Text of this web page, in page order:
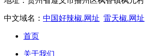
中文域名： 中国好辣椒.网址 雷天椒.网址
首页
关于我们